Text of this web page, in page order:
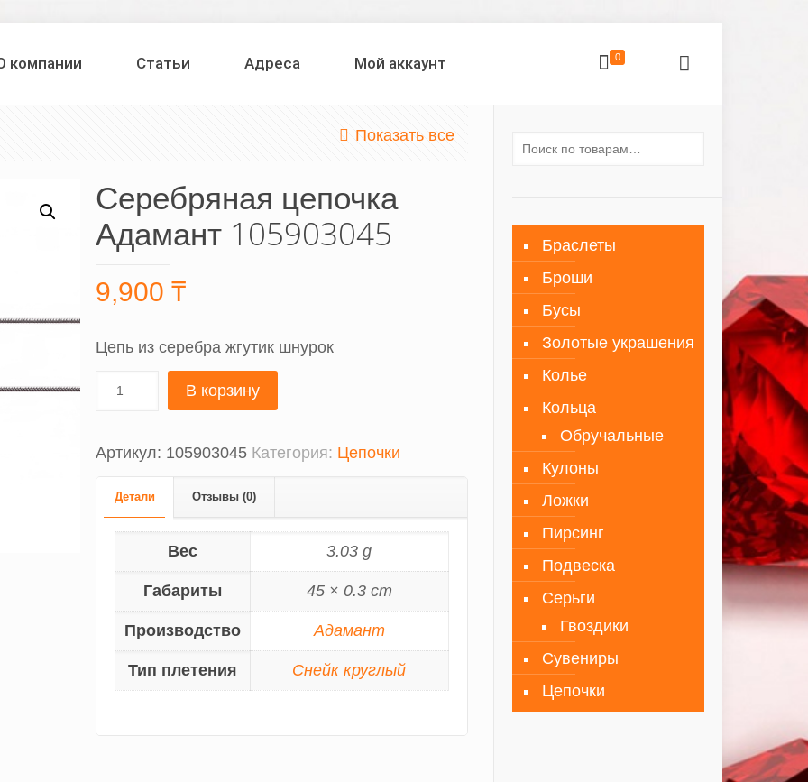
компании Статьи Адреса Мой аккаунт 0
Показать все
Серебряная цепочка
Адамант 105903045
9,900 ₸
Цепь из серебра жгутик шнурок
В корзину
Артикул: 105903045 Категория: Цепочки
Детали Отзывы (0)
Вес 3.03 g
Габариты 45 × 0.3 cm
Производство Адамант
Тип плетения Снейк круглый
Браслеты
Броши
Бусы
Золотые украшения
Колье
Кольца
Обручальные
Кулоны
Ложки
Пирсинг
Подвеска
Серьги
Гвоздики
Сувениры
Цепочки